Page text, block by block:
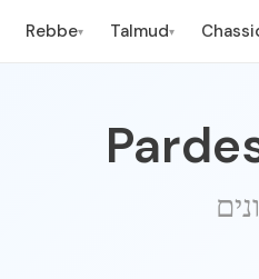
Rebbe▾ Talmud▾